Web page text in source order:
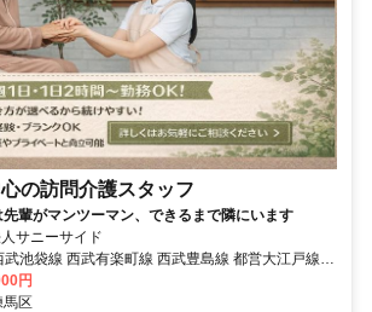
の訪問介護スタッフ
輩がマンツーマン、できるまで隣にいます
サニーサイド
池袋線 西武有楽町線 西武豊島線 都営大江戸線
円
馬区